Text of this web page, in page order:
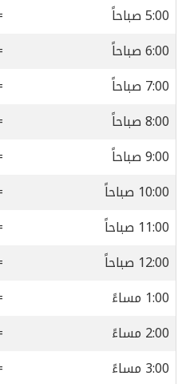
5:00 صباحاً
=
6:00 صباحاً
=
7:00 صباحاً
=
8:00 صباحاً
=
9:00 صباحاً
=
10:00 صباحاً
=
11:00 صباحاً
=
12:00 صباحاً
=
1:00 مساءً
=
2:00 مساءً
=
3:00 مساءً
=